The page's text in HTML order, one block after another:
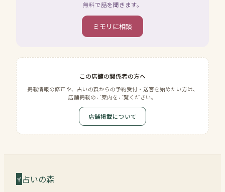
無料で話を聞きます。
ミモリに相談
この店舗の関係者の方へ
掲載情報の修正や、占いの森からの予約受付・送客を始めたい方は、
店舗掲載のご案内をご覧ください。
店舗掲載について
占いの森